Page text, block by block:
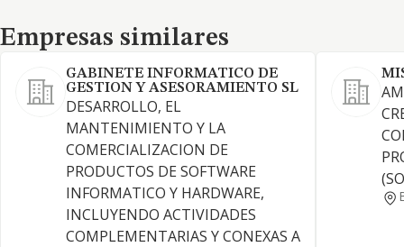
Empresas similares
Empresas similares
GABINETE INFORMATICO DE
GESTION Y ASESORAMIENTO SL
DESARROLLO, EL
MANTENIMIENTO Y LA
COMERCIALIZACION DE
PRODUCTOS DE SOFTWARE
INFORMATICO Y HARDWARE,
INCLUYENDO ACTIVIDADES
COMPLEMENTARIAS Y CONEXAS A